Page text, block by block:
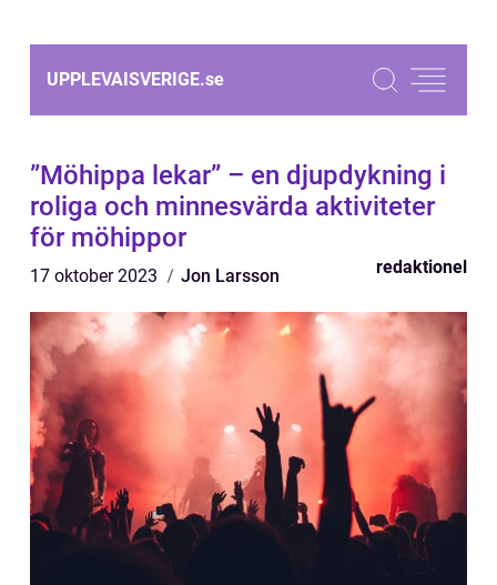
UPPLEVAISVERIGE.se
”Möhippa lekar” – en djupdykning i
roliga och minnesvärda aktiviteter
för möhippor
17 oktober 2023 Jon Larsson redaktionel